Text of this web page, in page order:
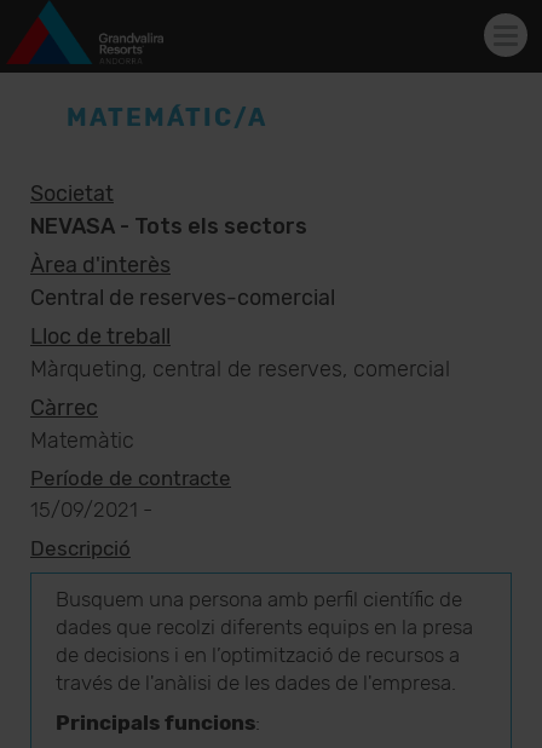
MATEMÁTIC/A
Societat
NEVASA - Tots els sectors
Àrea d'interès
Central de reserves-comercial
Lloc de treball
Màrqueting, central de reserves, comercial
Càrrec
Matemàtic
Període de contracte
15/09/2021 -
Descripció
Busquem una persona amb perfil científic de
dades que recolzi diferents equips en la presa
de decisions i en l’optimització de recursos a
través de l'anàlisi de les dades de l'empresa.
Principals funcions: